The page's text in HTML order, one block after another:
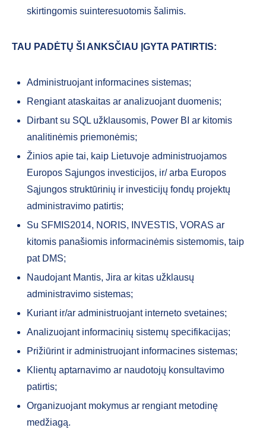
skirtingomis suinteresuotomis šalimis.
TAU PADĖTŲ ŠI ANKSČIAU ĮGYTA PATIRTIS:
Administruojant informacines sistemas;
Rengiant ataskaitas ar analizuojant duomenis;
Dirbant su SQL užklausomis, Power BI ar kitomis
analitinėmis priemonėmis;
Žinios apie tai, kaip Lietuvoje administruojamos
Europos Sąjungos investicijos, ir/ arba Europos
Sąjungos struktūrinių ir investicijų fondų projektų
administravimo patirtis;
Su SFMIS2014, NORIS, INVESTIS, VORAS ar
kitomis panašiomis informacinėmis sistemomis, taip
pat DMS;
Naudojant Mantis, Jira ar kitas užklausų
administravimo sistemas;
Kuriant ir/ar administruojant interneto svetaines;
Analizuojant informacinių sistemų specifikacijas;
Prižiūrint ir administruojant informacines sistemas;
Klientų aptarnavimo ar naudotojų konsultavimo
patirtis;
Organizuojant mokymus ar rengiant metodinę
medžiagą.